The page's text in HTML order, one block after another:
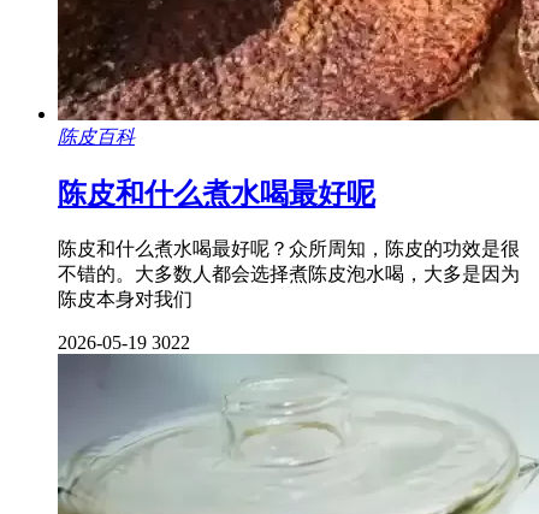
陈皮百科
陈皮和什么煮水喝最好呢
陈皮和什么煮水喝最好呢？众所周知，陈皮的功效是很
不错的。大多数人都会选择煮陈皮泡水喝，大多是因为
陈皮本身对我们
2026-05-19 3022